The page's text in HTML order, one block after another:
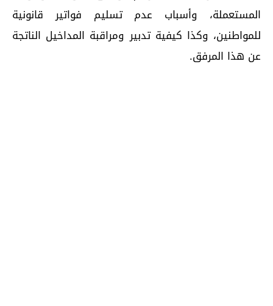
المستعملة، وأسباب عدم تسليم فواتير قانونية
للمواطنين، وكذا كيفية تدبير ومراقبة المداخيل الناتجة
عن هذا المرفق.